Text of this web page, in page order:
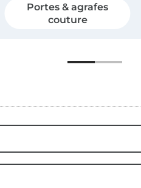
Portes & agrafes
couture